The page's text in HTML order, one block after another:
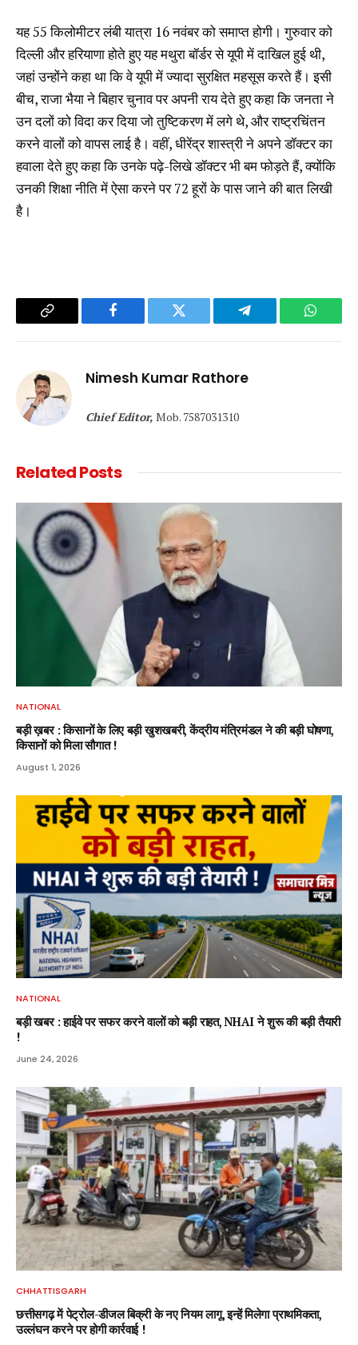
यह 55 किलोमीटर लंबी यात्रा 16 नवंबर को समाप्त होगी। गुरुवार को
दिल्ली और हरियाणा होते हुए यह मथुरा बॉर्डर से यूपी में दाखिल हुई थी,
जहां उन्होंने कहा था कि वे यूपी में ज्यादा सुरक्षित महसूस करते हैं। इसी
बीच, राजा भैया ने बिहार चुनाव पर अपनी राय देते हुए कहा कि जनता ने
उन दलों को विदा कर दिया जो तुष्टिकरण में लगे थे, और राष्ट्रचिंतन
करने वालों को वापस लाई है। वहीं, धीरेंद्र शास्त्री ने अपने डॉक्टर का
हवाला देते हुए कहा कि उनके पढ़े-लिखे डॉक्टर भी बम फोड़ते हैं, क्योंकि
उनकी शिक्षा नीति में ऐसा करने पर 72 हूरों के पास जाने की बात लिखी
है।
Copy
Facebook Twitter Telegram
Nimesh Kumar Rathore
Chief Editor, Mob. 7587031310
RelatedPosts
NATIONAL
बड़ी ख़बर : किसानों के लिए बड़ी खुशखबरी, केंद्रीय मंत्रिमंडल ने की बड़ी घोषणा,
किसानों को मिला सौगात !
August 1, 2026
NATIONAL
बड़ी खबर : हाईवे पर सफर करने वालों को बड़ी राहत, NHAI ने शुरू की बड़ी तैयारी
!
June 24, 2026
CHHATTISGARH
छत्तीसगढ़ में पेट्रोल-डीजल बिक्री के नए नियम लागू, इन्हें मिलेगा प्राथमिकता,
उल्लंघन करने पर होगी कार्रवाई !